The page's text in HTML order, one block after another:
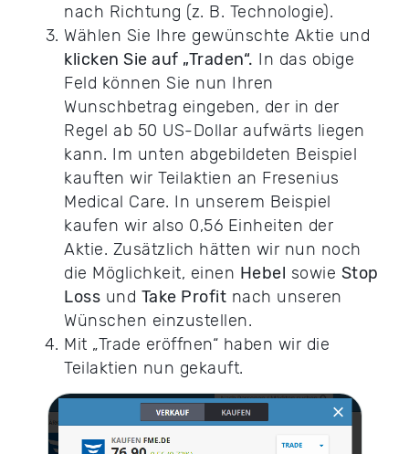
nach Richtung (z. B. Technologie).
Wählen Sie Ihre gewünschte Aktie und
klicken Sie auf „Traden“. In das obige
Feld können Sie nun Ihren
Wunschbetrag eingeben, der in der
Regel ab 50 US-Dollar aufwärts liegen
kann. Im unten abgebildeten Beispiel
kauften wir Teilaktien an Fresenius
Medical Care. In unserem Beispiel
kaufen wir also 0,56 Einheiten der
Aktie. Zusätzlich hätten wir nun noch
die Möglichkeit, einen Hebel sowie Stop
Loss und Take Profit nach unseren
Wünschen einzustellen.
Mit „Trade eröffnen“ haben wir die
Teilaktien nun gekauft.